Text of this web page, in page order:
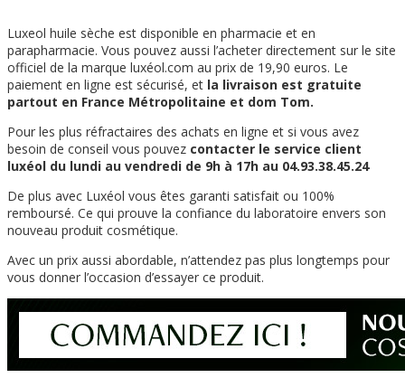
Luxeol huile sèche est disponible en pharmacie et en
parapharmacie. Vous pouvez aussi l’acheter directement sur le site
officiel de la marque luxéol.com au prix de 19,90 euros. Le
paiement en ligne est sécurisé, et la livraison est gratuite
partout en France Métropolitaine et dom Tom.
Pour les plus réfractaires des achats en ligne et si vous avez
besoin de conseil vous pouvez contacter le service client
luxéol du lundi au vendredi de 9h à 17h au 04.93.38.45.24
De plus avec Luxéol vous êtes garanti satisfait ou 100%
remboursé. Ce qui prouve la confiance du laboratoire envers son
nouveau produit cosmétique.
Avec un prix aussi abordable, n’attendez pas plus longtemps pour
vous donner l’occasion d’essayer ce produit.